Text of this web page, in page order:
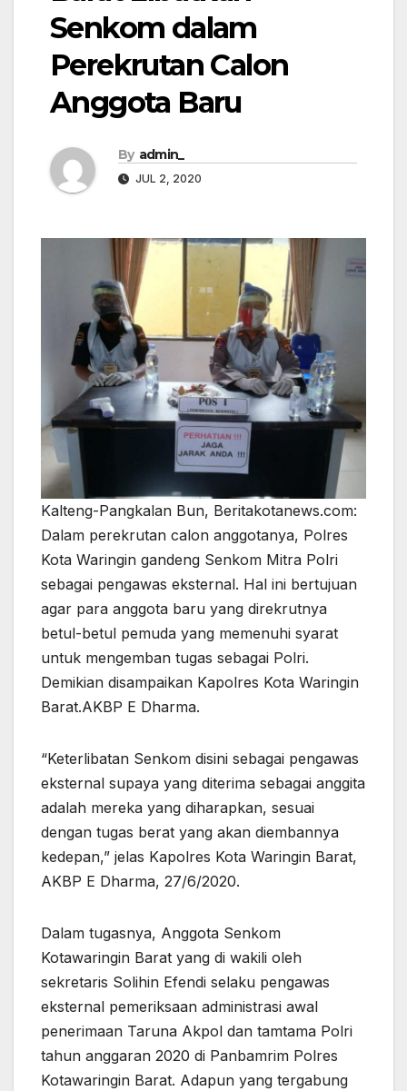
Senkom dalam
Perekrutan Calon
Anggota Baru
By admin_
JUL 2, 2020
Kalteng-Pangkalan Bun, Beritakotanews.com:
Dalam perekrutan calon anggotanya, Polres
Kota Waringin gandeng Senkom Mitra Polri
sebagai pengawas eksternal. Hal ini bertujuan
agar para anggota baru yang direkrutnya
betul-betul pemuda yang memenuhi syarat
untuk mengemban tugas sebagai Polri.
Demikian disampaikan Kapolres Kota Waringin
Barat.AKBP E Dharma.
“Keterlibatan Senkom disini sebagai pengawas
eksternal supaya yang diterima sebagai anggita
adalah mereka yang diharapkan, sesuai
dengan tugas berat yang akan diembannya
kedepan,” jelas Kapolres Kota Waringin Barat,
AKBP E Dharma, 27/6/2020.
Dalam tugasnya, Anggota Senkom
Kotawaringin Barat yang di wakili oleh
sekretaris Solihin Efendi selaku pengawas
eksternal pemeriksaan administrasi awal
penerimaan Taruna Akpol dan tamtama Polri
tahun anggaran 2020 di Panbamrim Polres
Kotawaringin Barat. Adapun yang tergabung